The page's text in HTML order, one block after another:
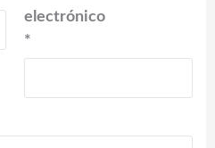
electrónico
*